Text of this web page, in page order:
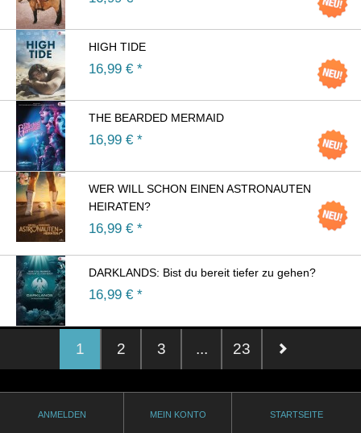
HIGH TIDE
16,99 € *
THE BEARDED MERMAID
16,99 € *
WER WILL SCHON EINEN ASTRONAUTEN
HEIRATEN?
16,99 € *
DARKLANDS: Bist du bereit tiefer zu gehen?
16,99 € *
1 2 3 ... 23
ANMELDEN MEIN KONTO STARTSEITE